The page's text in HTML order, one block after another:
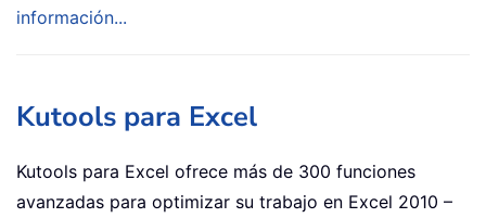
información...
Kutools para Excel
Kutools para Excel ofrece más de 300 funciones
avanzadas para optimizar su trabajo en Excel 2010 –